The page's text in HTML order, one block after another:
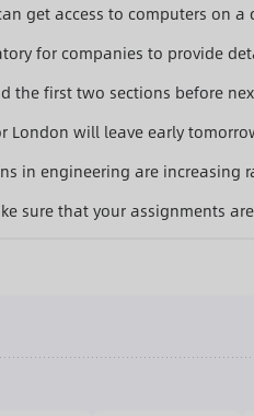
get access to computers on a
the first two sections before
London will leave early
in engineering are increasing